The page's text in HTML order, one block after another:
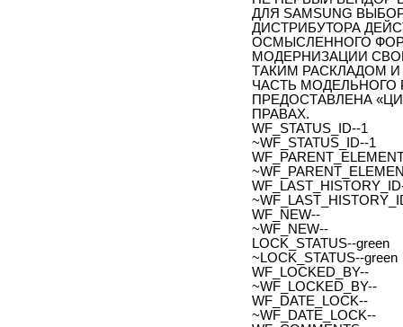
ДЛЯ SAMSUNG
ДИСТРИБУТОРА
ОСМЫСЛЕННОГО
МОДЕРНИЗАЦИИ
ТАКИМ РАСКЛАДОМ
ЧАСТЬ МОДЕЛЬНОГО
ПРЕДОСТАВЛЕНА
ПРАВАХ.
WF_STATUS_ID--1
~WF_STATUS_ID--1
WF_NEW--
~WF_NEW--
LOCK_STATUS--green
~LOCK_STATUS--green
WF_LOCKED_BY--
~WF_LOCKED_BY--
WF_DATE_LOCK--
~WF_DATE_LOCK--